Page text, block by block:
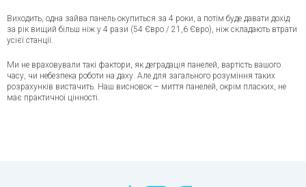
Виходить, одна зайва панель окупиться за 4 роки, а потім буде давати дохід
за рік вищий більш ніж у 4 рази (54 Євро / 21,6 Євро), ніж складають втрати
усієї станції.
Ми не враховували такі фактори, як деградація панелей, вартість вашого
часу, чи небезпека роботи на даху. Але для загального розуміння таких
розрахунків вистачить. Наш висновок – миття панелей, окрім пласких, не
має практичної цінності.